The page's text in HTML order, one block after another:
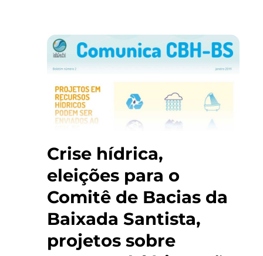
Crise hídrica,
eleições para o
Comitê de Bacias da
Baixada Santista,
projetos sobre